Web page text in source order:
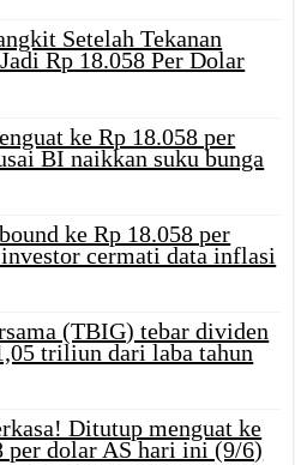
Setelah Tekanan
Rp 18.058 Per Dolar
ke Rp 18.058 per
BI naikkan suku bunga
ke Rp 18.058 per
cermati data inflasi
(TBIG) tebar dividen
triliun dari laba tahun
Ditutup menguat ke
per dolar AS hari ini (9/6)